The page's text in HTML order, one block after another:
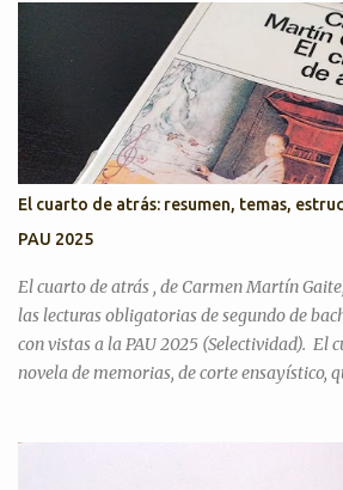
el discurso argumentativo (pregunta 3 en
2025. Exámenes titulares, suplentes y
situación económica y social de España es
que la literatura cumple alguna función en
¿Considera que la inteligencia artificial
humano en las creaciones artísticas y en el
ciencias? ¿Son todas las opiniones
¿Queremos más a nuestra familia o a
que tenemos más trato? Artículos para
TU EDAD José Luis Sastre...
El cuarto de atrás: resumen, temas,
PAU 2025
El cuarto de atrás , de Carmen Martín
las lecturas obligatorias de segundo de
con vistas a la PAU 2025 (Selectividad). El
novela de memorias, de corte ensayístico,